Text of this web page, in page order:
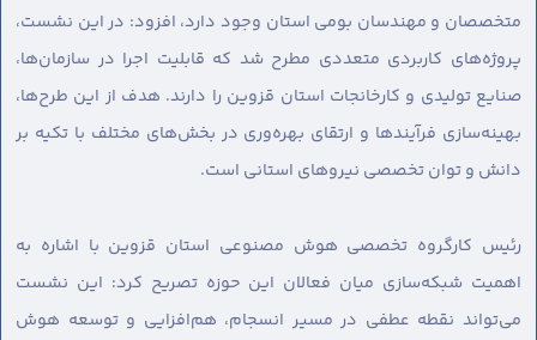
متخصصان و مهندسان بومی استان وجود دارد، افزود: در این نشست،
پروژه‌های کاربردی متعددی مطرح شد که قابلیت اجرا در سازمان‌ها،
صنایع تولیدی و کارخانجات استان قزوین را دارند. هدف از این طرح‌ها،
بهینه‌سازی فرآیندها و ارتقای بهره‌وری در بخش‌های مختلف با تکیه بر
دانش و توان تخصصی نیروهای استانی است.
رئیس کارگروه تخصصی هوش مصنوعی استان قزوین با اشاره به
اهمیت شبکه‌سازی میان فعالان این حوزه تصریح کرد: این نشست
می‌تواند نقطه عطفی در مسیر انسجام، هم‌افزایی و توسعه هوش